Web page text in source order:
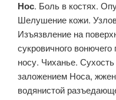
Нос. Боль в костях.
Шелушение кожи.
Изъязвление на
сукровичного
носу. Чиханье.
заложением Носа,
водянистой